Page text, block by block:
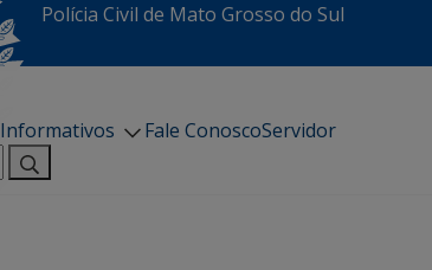
Polícia Civil de Mato Grosso do Sul
Informativos Fale ConoscoServidor